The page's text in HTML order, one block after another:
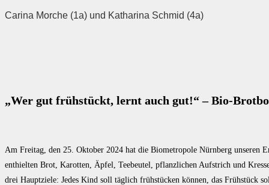
Carina Morche (1a) und Katharina Schmid (4a)
„Wer gut frühstückt, lernt auch gut!“ – Bio-
Am Freitag, den 25. Oktober 2024 hat die Biometropole Nürnberg unseren
enthielten Brot, Karotten, Äpfel, Teebeutel, pflanzlichen Aufstrich und
drei Hauptziele: Jedes Kind soll täglich frühstücken können, das Frühstück